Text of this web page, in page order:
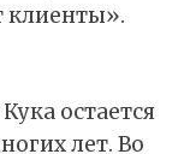
клиенты».
остается
лет. Во